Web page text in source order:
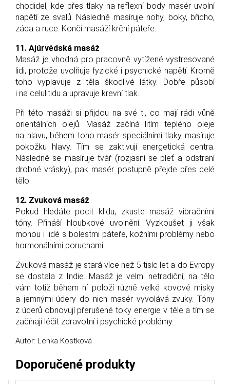
chodidel, kde přes tlaky na reflexní body masér uvolní
napětí ze svalů. Následně masíruje nohy, boky, břicho,
záda a ruce. Končí masáží krční páteře.
11. Ajúrvédská masáž
Masáž je vhodná pro pracovně vytížené vystresované
lidi, protože uvolňuje fyzické i psychické napětí. Kromě
toho vyplavuje z těla škodlivé látky. Dobře působí
i na celulitidu a upravuje krevní tlak.
Při této masáži si přijdou na své ti, co mají rádi vůně
orientálních olejů. Masáž začíná litím teplého oleje
na hlavu, během toho masér speciálními tlaky masíruje
pokožku hlavy. Tím se zaktivují energetická centra.
Následně se masíruje tvář (rozjasní se pleť a odstraní
drobné vrásky), pak masér postupně přejde přes celé
tělo.
12. Zvuková masáž
Pokud hledáte pocit klidu, zkuste masáž vibračními
tóny. Přináší hloubkové uvolnění. Vyzkoušet ji však
mohou i lidé s bolestmi páteře, kožními problémy nebo
hormonálními poruchami.
Zvuková masáž je stará více než 5 tisíc let a do Evropy
se dostala z Indie. Masáž je velmi netradiční, na tělo
vám totiž během ní položí různě velké kovové misky
a jemnými údery do nich masér vyvolává zvuky. Tóny
z úderů obnovují přerušené toky energie v těle a tím se
začínají léčit zdravotní i psychické problémy.
Autor: Lenka Kostková
Doporučené produkty